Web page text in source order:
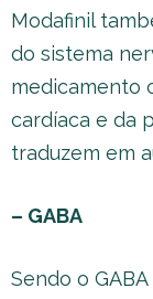
Modafinil
do sistema
medicamento
cardíaca e da
traduzem em
– GABA
Sendo o